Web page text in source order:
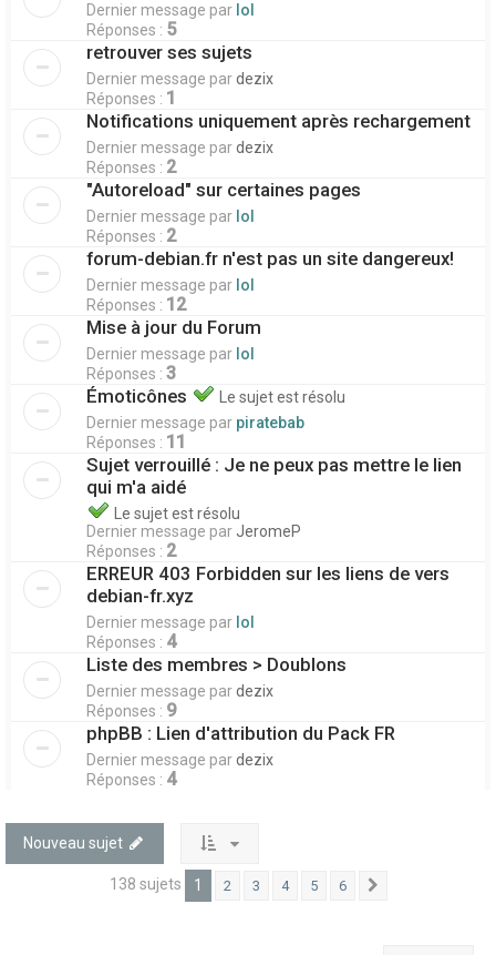
Dernier message par lol
Réponses : 5
retrouver ses sujets
Dernier message pardezix
Réponses : 1
Notifications uniquement après rechargement
Dernier message pardezix
Réponses : 2
"Autoreload" sur certaines pages
Dernier message par lol
Réponses : 2
forum-debian.fr n'est pas un site dangereux!
Dernier message par lol
Réponses : 12
Mise à jour du Forum
Dernier message par lol
Réponses : 3
Émoticônes
Le sujet est résolu
Dernier message par piratebab
Réponses : 11
Sujet verrouillé : Je ne peux pas mettre le lien
qui m'a aidé
Le sujet est résolu
Dernier message par JeromeP
Réponses : 2
ERREUR 403 Forbidden sur les liens de vers
debian-fr.xyz
Dernier message par lol
Réponses : 4
Liste des membres > Doublons
Dernier message pardezix
Réponses : 9
phpBB : Lien d'attribution du Pack FR
Dernier message pardezix
Réponses : 4
Nouveau sujet
138 sujets 1 2 3 4 5 6